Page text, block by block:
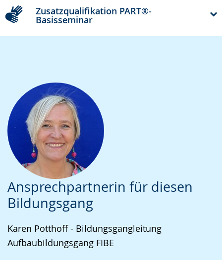
Zusatzqualifikation PART®-
Basisseminar
Ansprechpartnerin für diesen
Bildungsgang
Karen Potthoff - Bildungsgangleitung
Aufbaubildungsgang FIBE